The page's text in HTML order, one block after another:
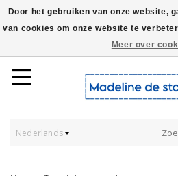
Worldwide Shipping - Onze stoffen
Nederlands
Door het gebruiken van onze website,
van cookies om onze website te
Meer over